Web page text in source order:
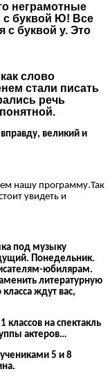
неграмотные
буквой Ю! Все
с буквой у. Это
слово
стали писать
речь
великий и
нашу программу.Так
увидеть и
под музыку
Понедельник.
юбилярам.
литературную
ждут вас,
на спектакль
актеров…
5 и 8